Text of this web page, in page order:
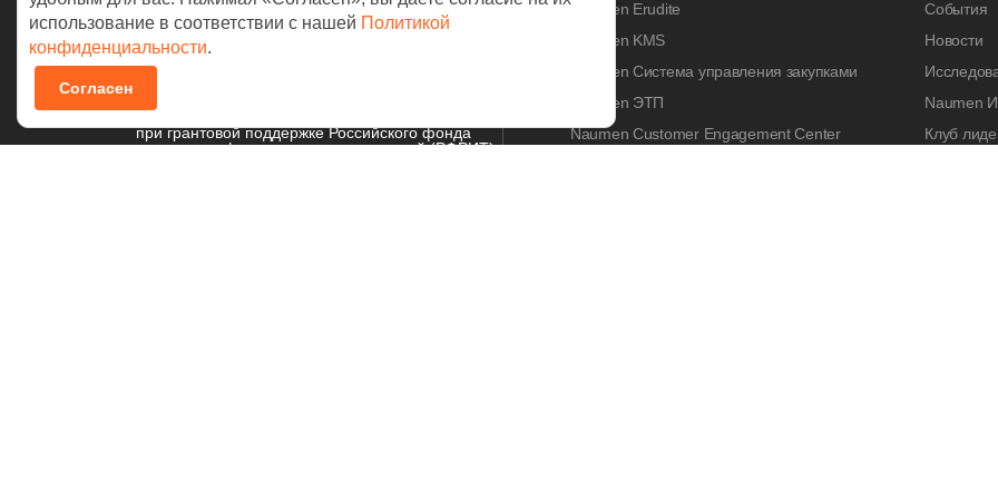
при грантовой поддержке Российского фонда
развития информационных технологий (РФРИТ)
Naumen Erudite
Naumen KMS
Naumen Система управления закупками
Naumen ЭТП
Naumen Customer Engagement Center
События
Новости
Naumen
Клуб
использование в соответствии с нашей Политикой
конфиденциальности.
Согласен